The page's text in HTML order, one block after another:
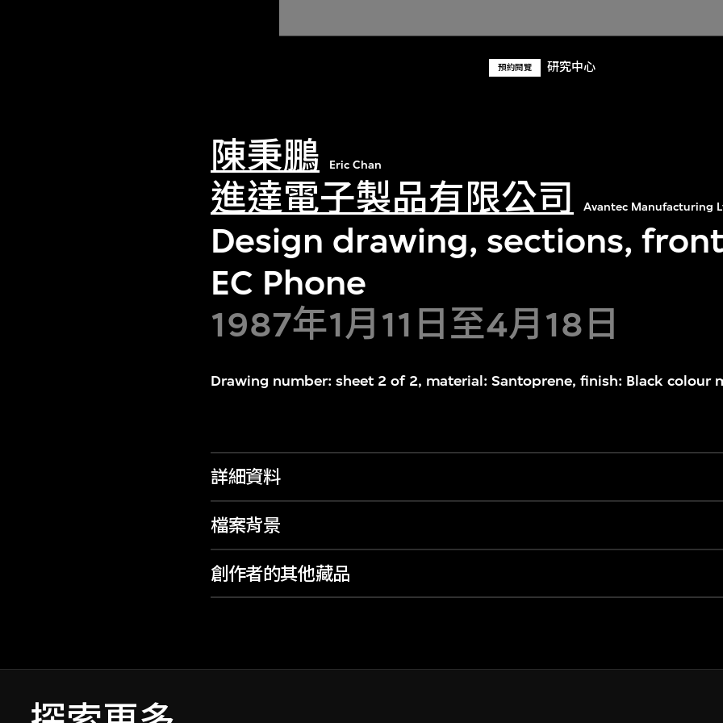
預約閱覽 研究中心
陳秉鵬 Eric Chan
進達電子製品有限公司 Avantec Manufacturing
Design drawing, sections,
EC Phone
1987年1月11日至4月18日
Drawing number: sheet 2 of 2, material: Santoprene, finish: Black colour
詳細資料
檔案背景
創作者的其他藏品